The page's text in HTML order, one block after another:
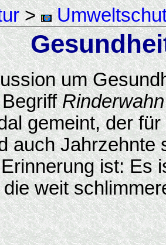
>
um
BegriffRinderwahn
gemeint, der
auch Jahrzehnte
ist: Es
weit